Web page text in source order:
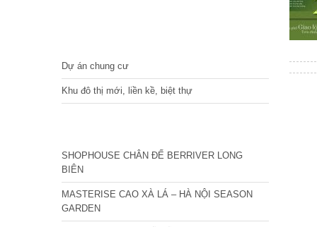
Dự án chung cư
Khu đô thị mới, liền kề, biệt thự
SHOPHOUSE CHÂN ĐẾ BERRIVER LONG
BIÊN
MASTERISE CAO XÀ LÁ – HÀ NỘI SEASON
GARDEN